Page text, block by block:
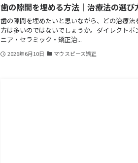
歯の隙間を埋める方法｜治療法の選び
歯の隙間を埋めたいと思いながら、どの治療法
方は多いのではないでしょうか。ダイレクトボ
ニア・セラミック・矯正治...
2026年6月10日 マウスピース矯正